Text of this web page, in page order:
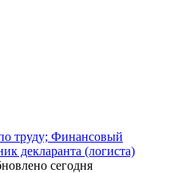
труду; Финансовый
декларанта (логиста)
сегодня